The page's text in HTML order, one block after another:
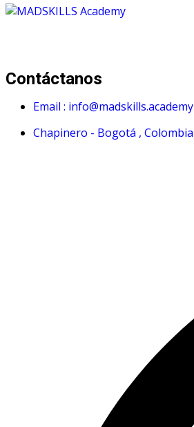
Contáctanos
Email : info@madskills.academy
Chapinero - Bogotá , Colombia